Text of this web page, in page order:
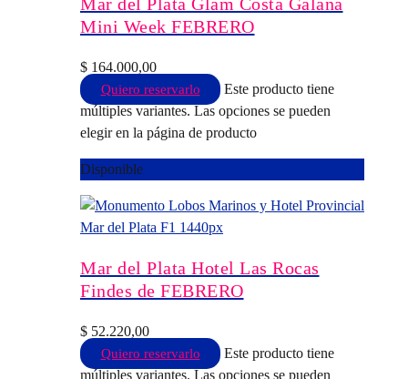
Mini Week FEBRERO
$ 164.000,00
Quiero reservarlo
Este producto tiene
múltiples variantes. Las opciones se pueden
elegir en la página de producto
Disponible
Mar del Plata Hotel Las Rocas
Findes de FEBRERO
$ 52.220,00
Quiero reservarlo
Este producto tiene
múltiples variantes. Las opciones se pueden